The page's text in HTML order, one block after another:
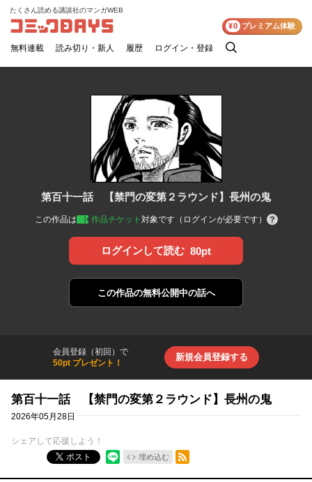
コミックDAYS
たくさん読める講談社のマンガWEB
無料連載 読み切り・新人 履歴 ログイン・登録
検
¥0 プレミアム体験
第百十一話 【禁門の変第２ラウンド】長州の鬼
この作品は 作品チケット 対象です（ログインが必要です）
ログインして読む 80pt
この作品の無料公開中の話へ
会員登録（初回）で
50pt プレゼント！
新規会員登録する
第百十一話 【禁門の変第２ラウンド】長州の鬼
2026年05月28日
シェアして応援しよう！
ポスト
埋め込む
RSSフィード